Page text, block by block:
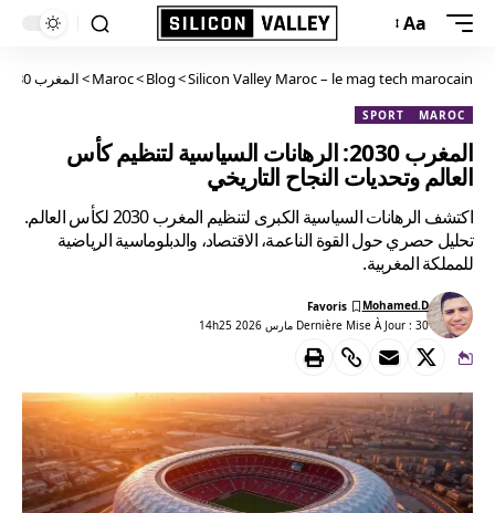
Aa
Silicon Valley Maroc – le mag tech marocain
>
Blog
>
Maroc
>المغرب 2030: الرهانات السياسية لتنظيم كأس العالم وتحديات النجاح التاريخي
MAROC
SPORT
المغرب 2030: الرهانات السياسية لتنظيم كأس
العالم وتحديات النجاح التاريخي
اكتشف الرهانات السياسية الكبرى لتنظيم المغرب 2030 لكأس العالم.
تحليل حصري حول القوة الناعمة، الاقتصاد، والدبلوماسية الرياضية
للمملكة المغربية.
Dernière Mise À Jour : 30 مارس 2026 14h25
Mohamed.D